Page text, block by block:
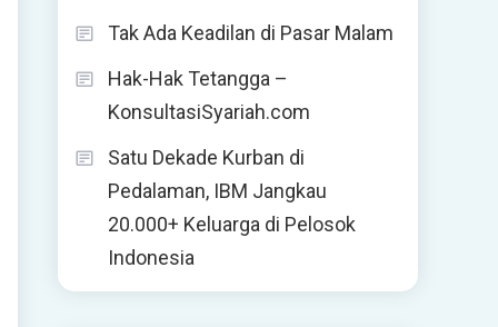
Tak Ada Keadilan di Pasar Malam
Hak-Hak Tetangga –
KonsultasiSyariah.com
Satu Dekade Kurban di
Pedalaman, IBM Jangkau
20.000+ Keluarga di Pelosok
Indonesia